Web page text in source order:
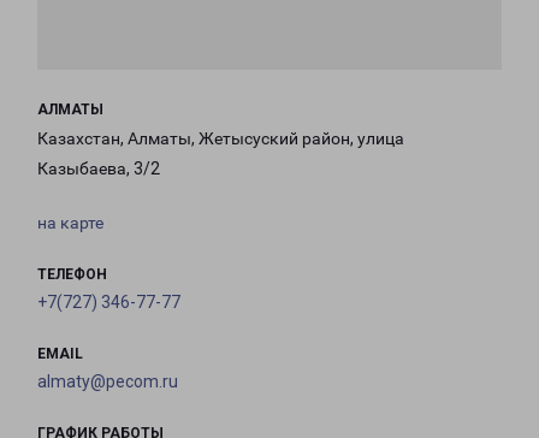
АЛМАТЫ
Казахстан, Алматы, Жетысуский район, улица
Казыбаева, 3/2
на карте
ТЕЛЕФОН
+7(727) 346-77-77
EMAIL
almaty@pecom.ru
ГРАФИК РАБОТЫ